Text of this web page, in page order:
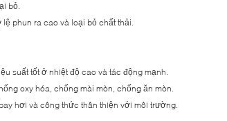
bỏ.
lệ phun ra cao và loại bỏ chất thải.
suất tốt ở nhiệt độ cao và tác động mạnh.
oxy hóa, chống mài mòn, chống ăn mòn.
hơi và công thức thân thiện với môi trường.